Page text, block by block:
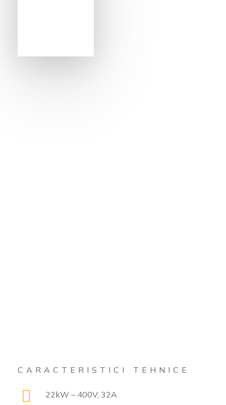
CARACTERISTICI TEHNICE
22kW – 400V, 32A